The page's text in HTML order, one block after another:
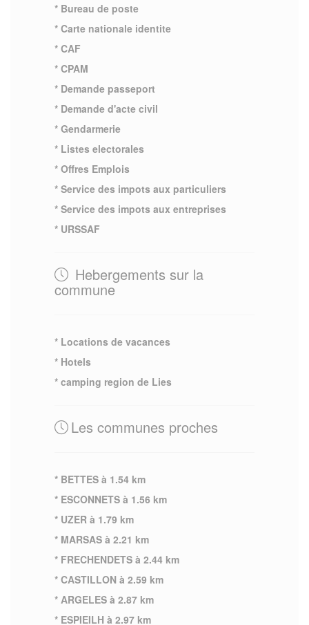
* Bureau de poste
* Carte nationale identite
* CAF
* CPAM
* Demande passeport
* Demande d'acte civil
* Gendarmerie
* Listes electorales
* Offres Emplois
* Service des impots aux particuliers
* Service des impots aux entreprises
* URSSAF
Hebergements sur la
commune
* Locations de vacances
* Hotels
* camping region de Lies
Les communes proches
* BETTES à 1.54 km
* ESCONNETS à 1.56 km
* UZER à 1.79 km
* MARSAS à 2.21 km
* FRECHENDETS à 2.44 km
* CASTILLON à 2.59 km
* ARGELES à 2.87 km
* ESPIEILH à 2.97 km